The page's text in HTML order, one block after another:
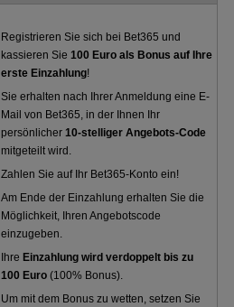
Registrieren Sie sich bei Bet365 und
kassieren Sie100 Euro als Bonus auf Ihre
erste Einzahlung!
Sie erhalten nach Ihrer Anmeldung eine E-
Mail von Bet365, in der Ihnen Ihr
persönlicher10-stelliger Angebots-Code
mitgeteilt wird.
Zahlen Sie auf Ihr Bet365-Konto ein!
Am Ende der Einzahlung erhalten Sie die
Möglichkeit, Ihren Angebotscode
einzugeben.
Ihre Einzahlung wird verdoppelt bis zu
100 Euro (100% Bonus).
Um mit dem Bonus zu wetten, setzen Sie